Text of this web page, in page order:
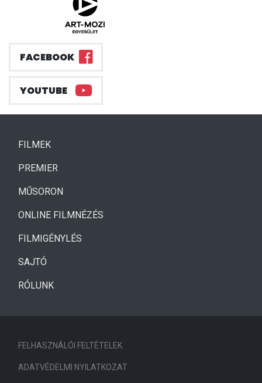
FACEBOOK
YOUTUBE
FILMEK(CURRENT)
PREMIER
MŰSORON
ONLINE FILMNÉZÉS
FILMIGÉNYLÉS
SAJTÓ
RÓLUNK
FELHASZNÁLÓI FELTÉTELEK
ADATVÉDELMI NYILATKOZAT